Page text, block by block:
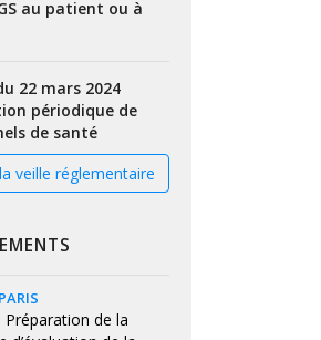
au patient ou à
22 mars 2024
périodique de
de santé
veille réglementaire
Préparation de la